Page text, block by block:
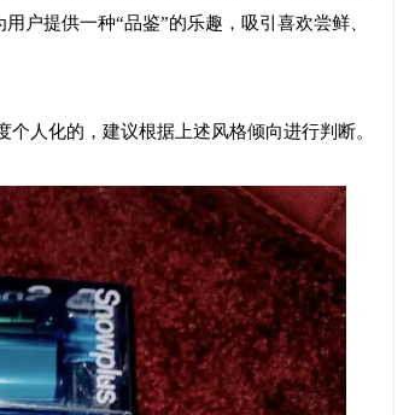
户提供一种“品鉴”的乐趣，吸引喜欢尝鲜、
人化的，建议根据上述风格倾向进行判断。